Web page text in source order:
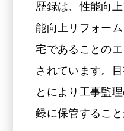
歴録は、性能向
能向上リフォー
宅であることの
されています。
とにより工事監
録に保管すること